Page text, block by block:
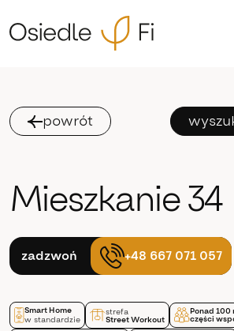
powrót
Mieszkanie 34
zadzwoń +48 667 071 057
Smart Home
w standardzie
Ponad 100
części
strefa
Street Workout